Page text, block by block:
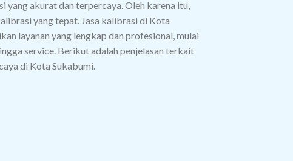
yang akurat dan terpercaya. Oleh karena itu,
yang tepat. Jasa kalibrasi di Kota
layanan yang lengkap dan profesional, mulai
service. Berikut adalah penjelasan terkait
di Kota Sukabumi.